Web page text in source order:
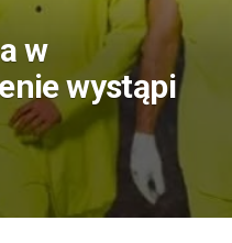
w
wystąpi